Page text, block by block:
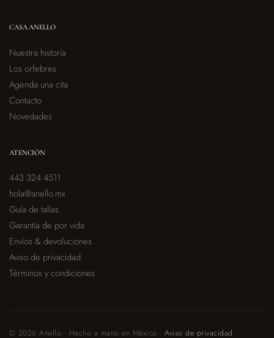
CASA ANELLO
Nuestra historia
Los orfebres
Agenda una cita
Contacto
Novedades
ATENCIÓN
443 324 4511
hola@anello.mx
Guía de tallas
Garantía de por vida
Envíos & devoluciones
Aviso de privacidad
Términos y condiciones
© 2026 Anello · Hecho a mano en México ·Aviso de privacidad ·